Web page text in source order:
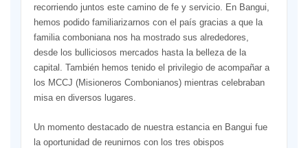
recorriendo juntos este camino de fe y servicio. En Bangui,
hemos podido familiarizarnos con el país gracias a que la
familia comboniana nos ha mostrado sus alrededores,
desde los bulliciosos mercados hasta la belleza de la
capital. También hemos tenido el privilegio de acompañar a
los MCCJ (Misioneros Combonianos) mientras celebraban
misa en diversos lugares.
Un momento destacado de nuestra estancia en Bangui fue
la oportunidad de reunirnos con los tres obispos